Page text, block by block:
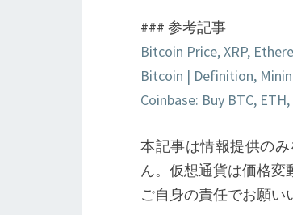
### 参考記事
Bitcoin Price, XRP,
Bitcoin | Definition,
Coinbase: Buy BTC,
本記事は情報提供の
ん。仮想通貨は価格
ご自身の責任でお願い